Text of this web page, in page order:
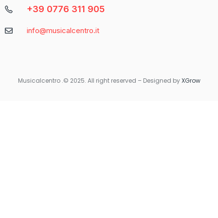
Interfaccia
+39 0776 311 905
info@musicalcentro.it
Musicalcentro .© 2025. All right reserved – Designed byXGrow